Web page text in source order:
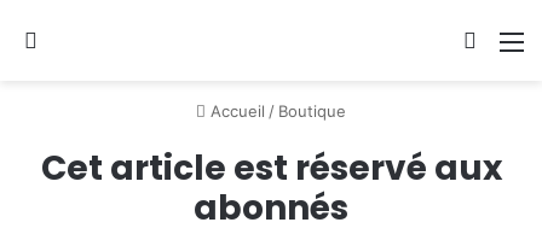
Accueil / Boutique
Cet article est réservé aux
abonnés